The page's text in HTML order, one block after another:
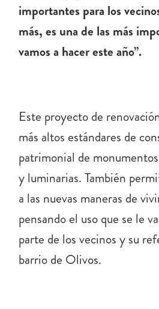
importantes para los
más, es una de las más
vamos a hacer este año”.
Este proyecto de
más altos estándares de
patrimonial de
y luminarias. También
a las nuevas maneras de
pensando el uso que se le
parte de los vecinos y su
barrio de Olivos.